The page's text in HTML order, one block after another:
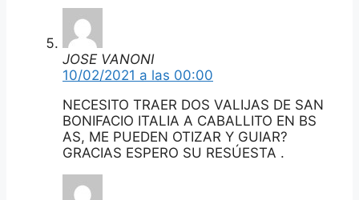
JOSE VANONI
10/02/2021 a las 00:00
NECESITO TRAER DOS VALIJAS DE SAN
BONIFACIO ITALIA A CABALLITO EN BS
AS, ME PUEDEN OTIZAR Y GUIAR?
GRACIAS ESPERO SU RESÚESTA .